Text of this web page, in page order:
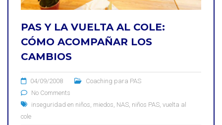
PAS Y LA VUELTA AL COLE:
CÓMO ACOMPAÑAR LOS
CAMBIOS
04/09/2008
Coaching para PAS
No Comments
inseguridad en niños, miedos, NAS, niños PAS, vuelta al
cole